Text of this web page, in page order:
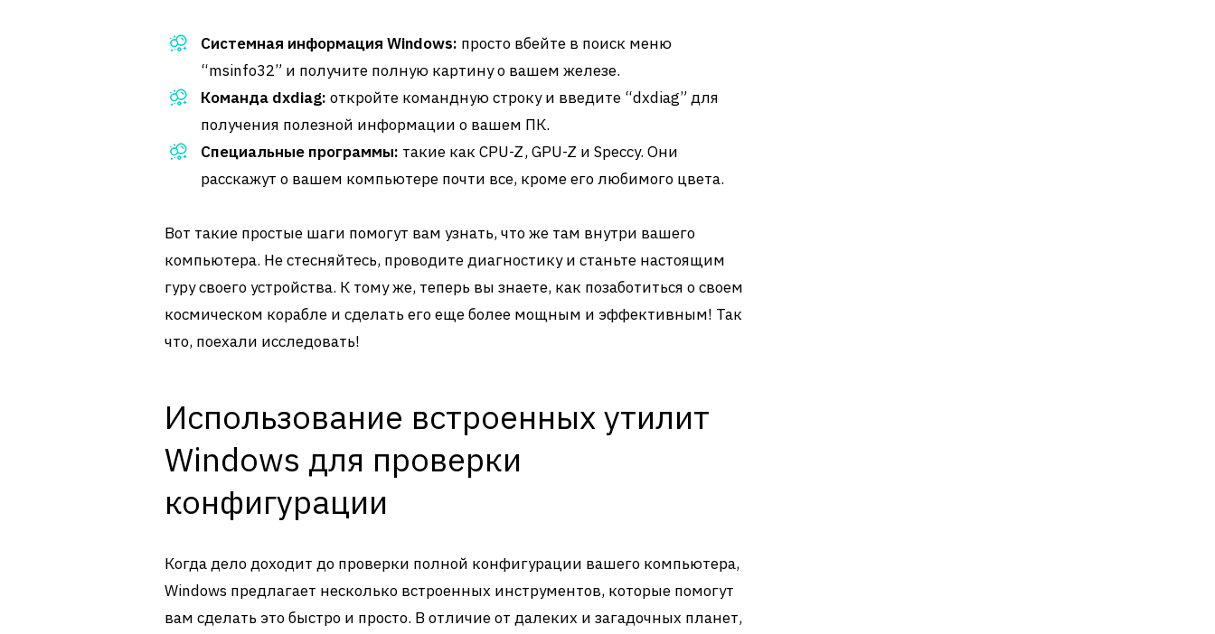
Системная информация Windows: просто вбейте в поиск меню
“msinfo32” и получите полную картину о вашем железе.
Команда dxdiag: откройте командную строку и введите “dxdiag” для
получения полезной информации о вашем ПК.
Специальные программы: такие как CPU-Z, GPU-Z и Speccy. Они
расскажут о вашем компьютере почти все, кроме его любимого цвета.
Вот такие простые шаги помогут вам узнать, что же там внутри вашего
компьютера. Не стесняйтесь, проводите диагностику и станьте настоящим
гуру своего устройства. К тому же, теперь вы знаете, как позаботиться о своем
космическом корабле и сделать его еще более мощным и эффективным! Так
что, поехали исследовать!
Использование встроенных утилит
Windows для проверки
конфигурации
Когда дело доходит до проверки полной конфигурации вашего компьютера,
Windows предлагает несколько встроенных инструментов, которые помогут
вам сделать это быстро и просто. В отличие от далеких и загадочных планет,